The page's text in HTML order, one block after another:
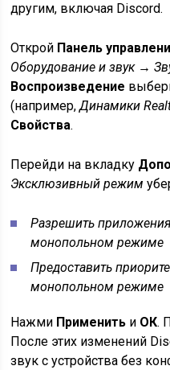
другим, включая Discord.
Открой Панель
Оборудование и звук →
Воспроизведение
(например,Динамики
Свойства.
Перейди на вкладку
Эксклюзивный режим
Разрешить
монопольном режиме
Предоставить
монопольном режиме
Нажми Применить и ОК.
После этих изменений
звук с устройства без